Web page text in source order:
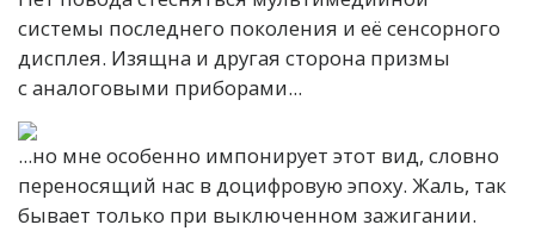
системы последнего поколения и её сенсорного
дисплея. Изящна и другая сторона призмы
с аналоговыми приборами...
...но мне особенно импонирует этот вид, словно
переносящий нас в доцифровую эпоху. Жаль, так
бывает только при выключенном зажигании.